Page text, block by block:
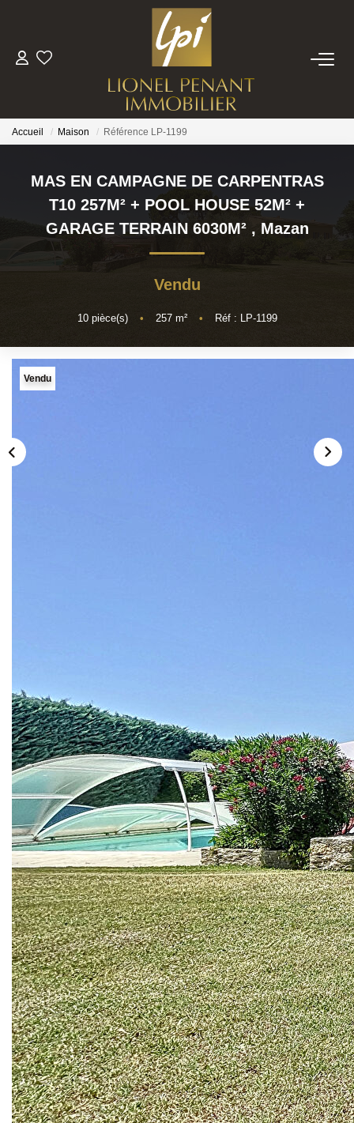
VENTES
PRESTIGE
BIENS VENDUS
ESTIMATION
CONTACT
Accueil Maison Référence LP-1199
MAS EN CAMPAGNE DE CARPENTRAS
T10 257M² + POOL HOUSE 52M² +
GARAGE TERRAIN 6030M² , Mazan
Vendu
10pièce(s) • 257m² • Réf : LP-1199
Vendu
CAMPAGNE DE CARPENTRAS - MAZAN
GRAND MAS FAMILIAL T10 DE 257M² HABITABLES +
POOL HOUSE 52M² + GARAGE 34M² +
DEPENDANCES SUR UNE PARCELLE ARBOREE ET
PAYSAGEE DE 6030M².
Dans un environnement exceptionnel, avec une vue
dégagée sur les vignes et les collines avoisinantes, venez
rafraîchir ce grand mas familial du 19ème siècle,
entièrement rénové dans les années 1980.
Dès le portail franchi, le ton est donné, de grands pins, le
chant des cigales, une imposante bâtisse typiquement
locale, un bel espace de stationnement.. quelques pas
entre la maison et son pool house, pour découvrir l'écrin de
verdure qui protège la propriété.
Au rez-de-chaussée, l'entrée équipée d'une cheminée
ancienne dessert, d'un côté le double séjour de 57m², avec
demi-niveau et grande cheminée, ouvrant sur la terrasse
par de grandes baie vitrées, de l'autre, l'espace cuisine-